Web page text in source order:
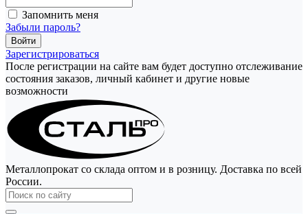
Запомнить меня
Забыли пароль?
Зарегистрироваться
После регистрации на сайте вам будет доступно отслеживание
состояния заказов, личный кабинет и другие новые
возможности
Металлопрокат со склада оптом и в розницу. Доставка по всей
России.